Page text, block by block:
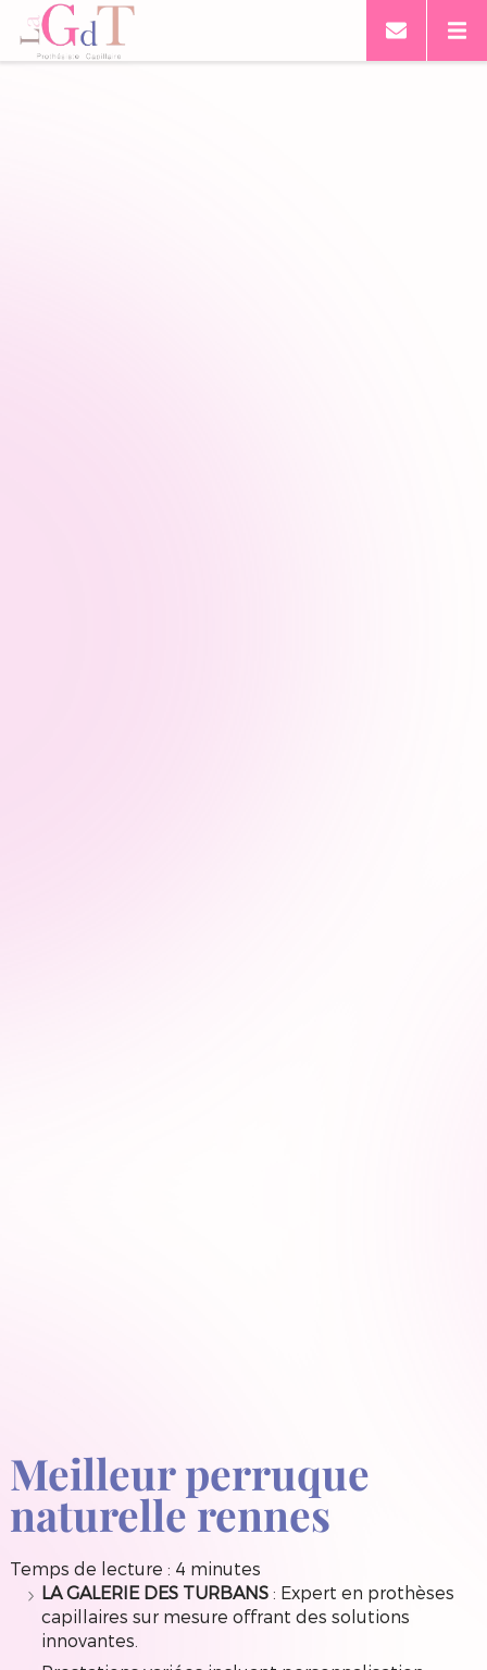
Meilleur perruque
naturelle rennes
Temps de lecture : 4 minutes
LA GALERIE DES TURBANS: Expert en prothèses
capillaires sur mesure offrant des solutions
innovantes.